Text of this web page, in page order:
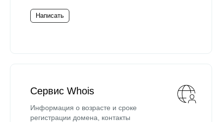
Написать
Сервис Whois
Информация о возрасте и сроке
регистрации домена, контакты